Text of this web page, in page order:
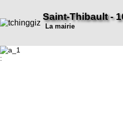
Saint-Thibault -
La mairie
: